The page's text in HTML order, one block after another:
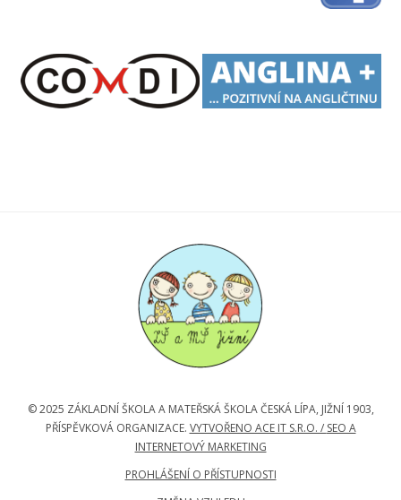
© 2025 ZÁKLADNÍ ŠKOLA A MATEŘSKÁ ŠKOLA ČESKÁ LÍPA, JIŽNÍ 1903,
PŘÍSPĚVKOVÁ ORGANIZACE. VYTVOŘENO ACE IT S.R.O. / SEO A
INTERNETOVÝ MARKETING
PROHLÁŠENÍ O PŘÍSTUPNOSTI